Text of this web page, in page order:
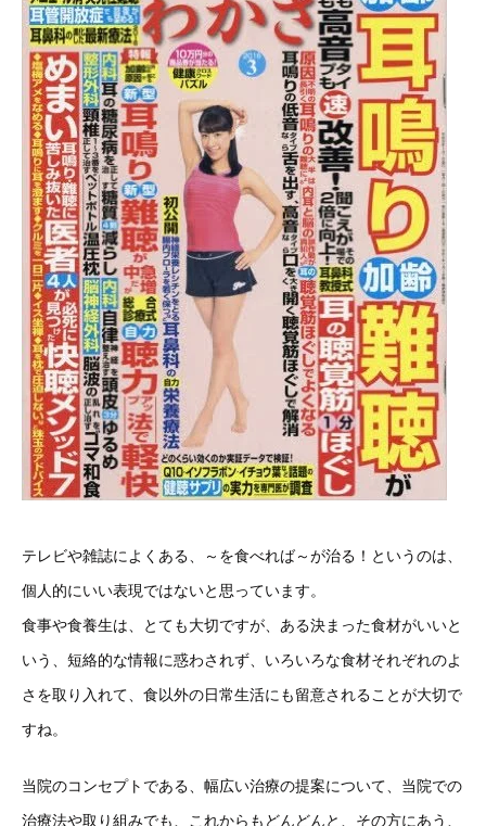
テレビや雑誌によくある、～を食べれば～が治る！というのは、
個人的にいい表現ではないと思っています。
食事や食養生は、とても大切ですが、ある決まった食材がいいと
いう、短絡的な情報に惑わされず、いろいろな食材それぞれのよ
さを取り入れて、食以外の日常生活にも留意されることが大切で
すね。
当院のコンセプトである、幅広い治療の提案について、当院での
治療法や取り組みでも、これからもどんどんと、その方にあう、